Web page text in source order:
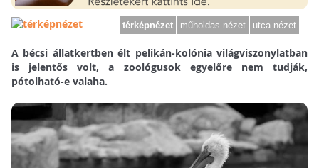
térképnézet műholdas nézet utca nézet
A bécsi állatkertben élt pelikán-kolónia világviszonylatban
is jelentős volt, a zoológusok egyelőre nem tudják,
pótolható-e valaha.